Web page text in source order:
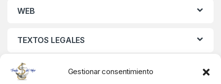
Gestionar consentimiento
WEB
TEXTOS LEGALES
MIS DATOS